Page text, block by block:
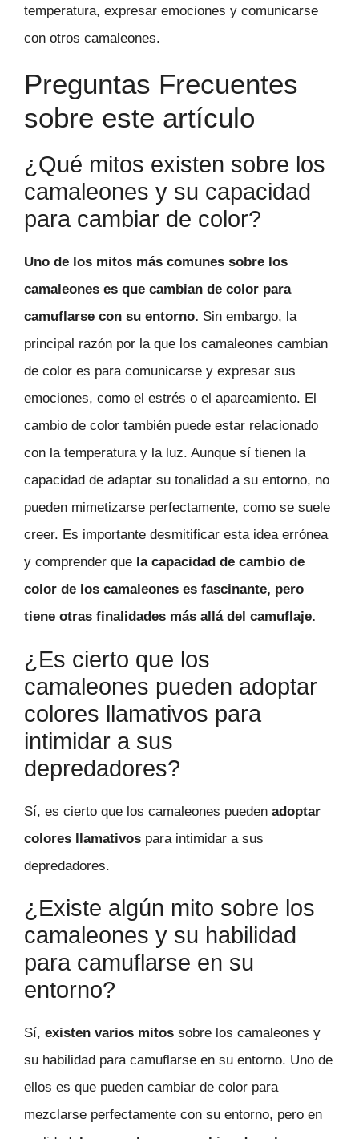
temperatura, expresar emociones y comunicarse
con otros camaleones.
Preguntas Frecuentes
sobre este artículo
¿Qué mitos existen sobre los
camaleones y su capacidad
para cambiar de color?
Uno de los mitos más comunes sobre los
camaleones es que cambian de color para
camuflarse con su entorno. Sin embargo, la
principal razón por la que los camaleones cambian
de color es para comunicarse y expresar sus
emociones, como el estrés o el apareamiento. El
cambio de color también puede estar relacionado
con la temperatura y la luz. Aunque sí tienen la
capacidad de adaptar su tonalidad a su entorno, no
pueden mimetizarse perfectamente, como se suele
creer. Es importante desmitificar esta idea errónea
y comprender que la capacidad de cambio de
color de los camaleones es fascinante, pero
tiene otras finalidades más allá del camuflaje.
¿Es cierto que los
camaleones pueden adoptar
colores llamativos para
intimidar a sus
depredadores?
Sí, es cierto que los camaleones pueden adoptar
colores llamativos para intimidar a sus
depredadores.
¿Existe algún mito sobre los
camaleones y su habilidad
para camuflarse en su
entorno?
Sí, existen varios mitos sobre los camaleones y
su habilidad para camuflarse en su entorno. Uno de
ellos es que pueden cambiar de color para
mezclarse perfectamente con su entorno, pero en